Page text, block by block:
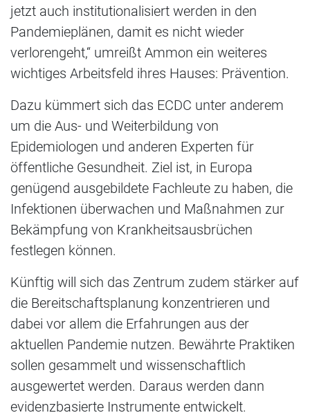
jetzt auch institutionalisiert werden in den
Pandemieplänen, damit es nicht wieder
verlorengeht,“ umreißt Ammon ein weiteres
wichtiges Arbeitsfeld ihres Hauses: Prävention.
Dazu kümmert sich das ECDC unter anderem
um die Aus- und Weiterbildung von
Epidemiologen und anderen Experten für
öffentliche Gesundheit. Ziel ist, in Europa
genügend ausgebildete Fachleute zu haben, die
Infektionen überwachen und Maßnahmen zur
Bekämpfung von Krankheitsausbrüchen
festlegen können.
Künftig will sich das Zentrum zudem stärker auf
die Bereitschaftsplanung konzentrieren und
dabei vor allem die Erfahrungen aus der
aktuellen Pandemie nutzen. Bewährte Praktiken
sollen gesammelt und wissenschaftlich
ausgewertet werden. Daraus werden dann
evidenzbasierte Instrumente entwickelt.